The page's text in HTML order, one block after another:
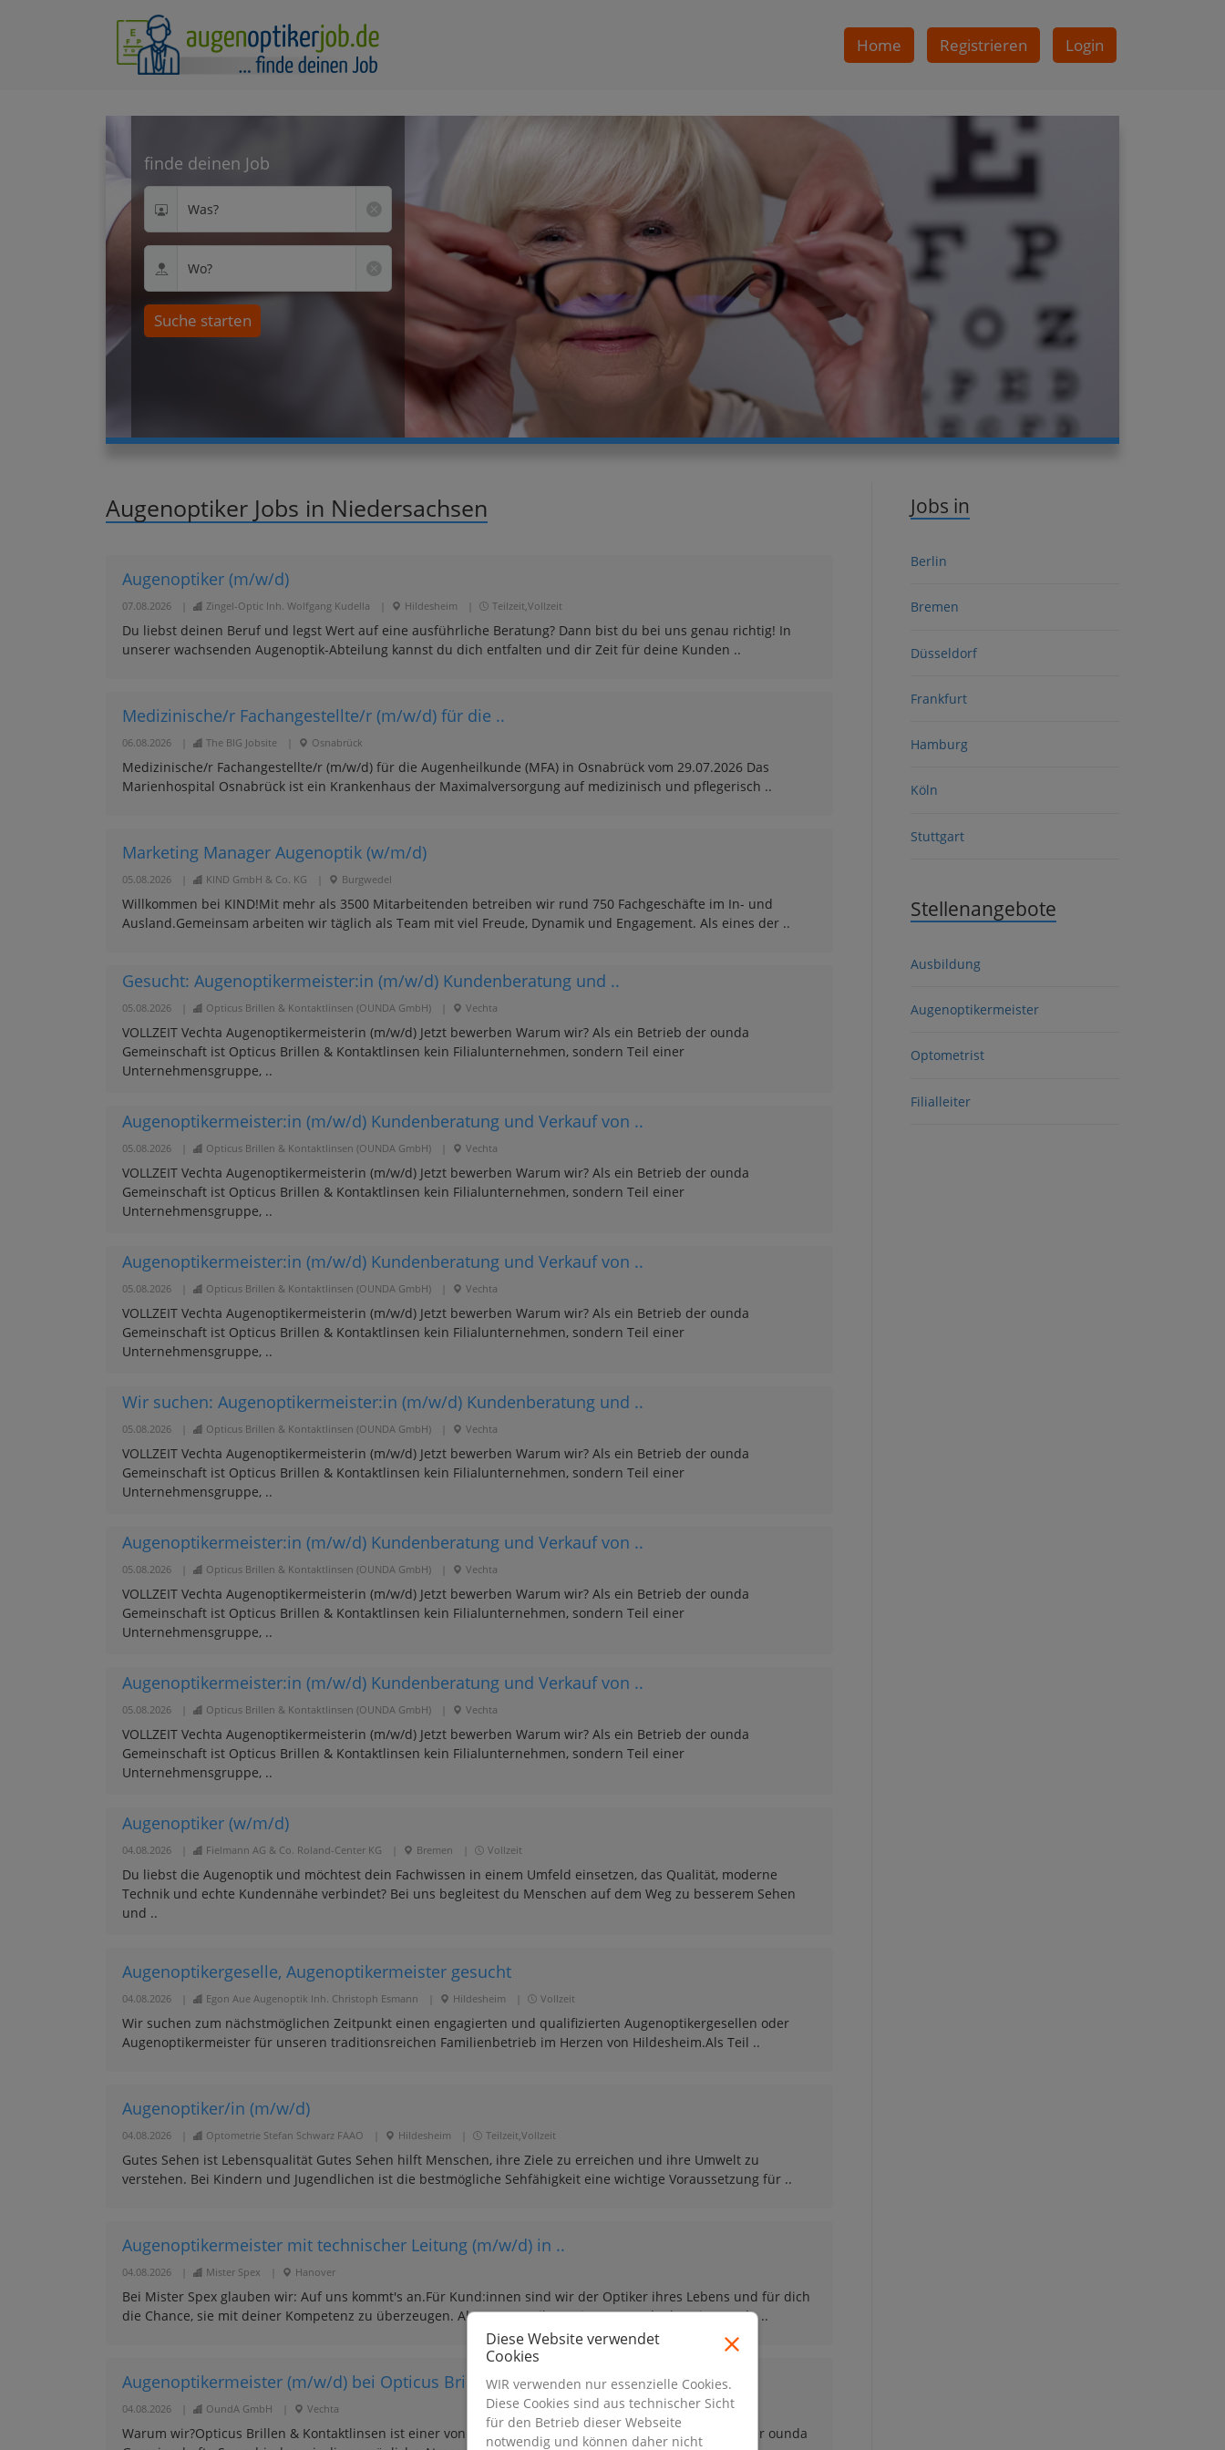
Home Registrieren Login
finde deinen Job
Was?
Wo?
Suche starten
Augenoptiker Jobs in Niedersachsen
Augenoptiker (m/w/d)
07.08.2026 Zingel-Optic Inh. Wolfgang Kudella Hildesheim Teilzeit,Vollzeit
Du liebst deinen Beruf und legst Wert auf eine ausführliche Beratung? Dann bist du bei uns genau richtig! In
unserer wachsenden Augenoptik-Abteilung kannst du dich entfalten und dir Zeit für deine Kunden ..
Medizinische/r Fachangestellte/r (m/w/d) für die ..
06.08.2026 The BIG Jobsite Osnabrück
Medizinische/r Fachangestellte/r (m/w/d) für die Augenheilkunde (MFA) in Osnabrück vom 29.07.2026 Das
Marienhospital Osnabrück ist ein Krankenhaus der Maximalversorgung auf medizinisch und pflegerisch ..
Marketing Manager Augenoptik (w/m/d)
05.08.2026 KIND GmbH & Co. KG Burgwedel
Willkommen bei KIND!Mit mehr als 3500 Mitarbeitenden betreiben wir rund 750 Fachgeschäfte im In- und
Ausland.Gemeinsam arbeiten wir täglich als Team mit viel Freude, Dynamik und Engagement. Als eines der ..
Gesucht: Augenoptikermeister:in (m/w/d) Kundenberatung und ..
05.08.2026 Opticus Brillen & Kontaktlinsen (OUNDA GmbH) Vechta
VOLLZEIT Vechta Augenoptikermeisterin (m/w/d) Jetzt bewerben Warum wir? Als ein Betrieb der ounda
Gemeinschaft ist Opticus Brillen & Kontaktlinsen kein Filialunternehmen, sondern Teil einer
Unternehmensgruppe, ..
Augenoptikermeister:in (m/w/d) Kundenberatung und Verkauf von ..
05.08.2026 Opticus Brillen & Kontaktlinsen (OUNDA GmbH) Vechta
VOLLZEIT Vechta Augenoptikermeisterin (m/w/d) Jetzt bewerben Warum wir? Als ein Betrieb der ounda
Gemeinschaft ist Opticus Brillen & Kontaktlinsen kein Filialunternehmen, sondern Teil einer
Unternehmensgruppe, ..
Augenoptikermeister:in (m/w/d) Kundenberatung und Verkauf von ..
05.08.2026 Opticus Brillen & Kontaktlinsen (OUNDA GmbH) Vechta
VOLLZEIT Vechta Augenoptikermeisterin (m/w/d) Jetzt bewerben Warum wir? Als ein Betrieb der ounda
Gemeinschaft ist Opticus Brillen & Kontaktlinsen kein Filialunternehmen, sondern Teil einer
Unternehmensgruppe, ..
Wir suchen: Augenoptikermeister:in (m/w/d) Kundenberatung und ..
05.08.2026 Opticus Brillen & Kontaktlinsen (OUNDA GmbH) Vechta
VOLLZEIT Vechta Augenoptikermeisterin (m/w/d) Jetzt bewerben Warum wir? Als ein Betrieb der ounda
Gemeinschaft ist Opticus Brillen & Kontaktlinsen kein Filialunternehmen, sondern Teil einer
Unternehmensgruppe, ..
Augenoptikermeister:in (m/w/d) Kundenberatung und Verkauf von ..
05.08.2026 Opticus Brillen & Kontaktlinsen (OUNDA GmbH) Vechta
VOLLZEIT Vechta Augenoptikermeisterin (m/w/d) Jetzt bewerben Warum wir? Als ein Betrieb der ounda
Gemeinschaft ist Opticus Brillen & Kontaktlinsen kein Filialunternehmen, sondern Teil einer
Unternehmensgruppe, ..
Augenoptikermeister:in (m/w/d) Kundenberatung und Verkauf von ..
05.08.2026 Opticus Brillen & Kontaktlinsen (OUNDA GmbH) Vechta
VOLLZEIT Vechta Augenoptikermeisterin (m/w/d) Jetzt bewerben Warum wir? Als ein Betrieb der ounda
Gemeinschaft ist Opticus Brillen & Kontaktlinsen kein Filialunternehmen, sondern Teil einer
Unternehmensgruppe, ..
Augenoptiker (w/m/d)
04.08.2026 Fielmann AG & Co. Roland-Center KG Bremen Vollzeit
Du liebst die Augenoptik und möchtest dein Fachwissen in einem Umfeld einsetzen, das Qualität, moderne
Technik und echte Kundennähe verbindet? Bei uns begleitest du Menschen auf dem Weg zu besserem Sehen
und ..
Augenoptikergeselle, Augenoptikermeister gesucht
04.08.2026 Egon Aue Augenoptik Inh. Christoph Esmann Hildesheim Vollzeit
Wir suchen zum nächstmöglichen Zeitpunkt einen engagierten und qualifizierten Augenoptikergesellen oder
Augenoptikermeister für unseren traditionsreichen Familienbetrieb im Herzen von Hildesheim.Als Teil ..
Augenoptiker/in (m/w/d)
04.08.2026 Optometrie Stefan Schwarz FAAO Hildesheim Teilzeit,Vollzeit
Gutes Sehen ist Lebensqualität Gutes Sehen hilft Menschen, ihre Ziele zu erreichen und ihre Umwelt zu
verstehen. Bei Kindern und Jugendlichen ist die bestmögliche Sehfähigkeit eine wichtige Voraussetzung für ..
Augenoptikermeister mit technischer Leitung (m/w/d) in ..
04.08.2026 Mister Spex Hanover
Bei Mister Spex glauben wir: Auf uns kommt's an.Für Kund:innen sind wir der Optiker ihres Lebens und für dich
die Chance, sie mit deiner Kompetenz zu überzeugen. Als Augenoptikermeister (m/w/d) übernimmst du ..
Augenoptikermeister (m/w/d) bei Opticus Brillen & ..
04.08.2026 OundA GmbH Vechta
Warum wir?Opticus Brillen & Kontaktlinsen ist einer von über 100 eigenständigen Betrieben und Teil der ounda
Jobs in
Berlin
Bremen
Düsseldorf
Frankfurt
Hamburg
Köln
Stuttgart
Stellenangebote
Ausbildung
Augenoptikermeister
Optometrist
Filialleiter
Diese Website verwendet
Cookies
WIR verwenden nur essenzielle Cookies.
Diese Cookies sind aus technischer Sicht
für den Betrieb dieser Webseite
notwendig und können daher nicht